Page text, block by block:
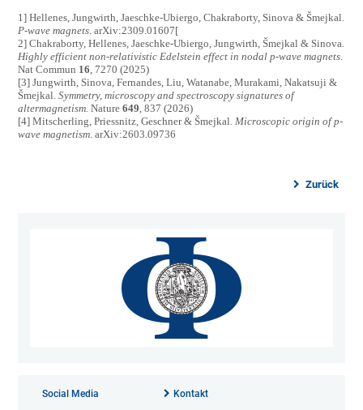
1] Hellenes, Jungwirth, Jaeschke-Ubiergo, Chakraborty, Sinova & Šmejkal.
P-wave magnets. arXiv:2309.01607[
2] Chakraborty, Hellenes, Jaeschke-Ubiergo, Jungwirth, Šmejkal & Sinova.
Highly efficient non-relativistic Edelstein effect in nodalp-wave magnets.
Nat Commun 16, 7270 (2025)
[3] Jungwirth, Sinova, Fernandes, Liu, Watanabe, Murakami, Nakatsuji &
Šmejkal.Symmetry, microscopy and spectroscopy signatures of
altermagnetism. Nature649, 837 (2026)
[4] Mitscherling, Priessnitz, Geschner & Šmejkal.Microscopic origin of p-
wave magnetism. arXiv:2603.09736
Zurück
Social Media Kontakt